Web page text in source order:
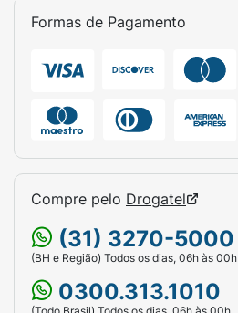
Formas de Pagamento
Compre pelo Drogatel
(31) 3270-5000
(BH e Região) Todos os dias, 06h às 00h
0300.313.1010